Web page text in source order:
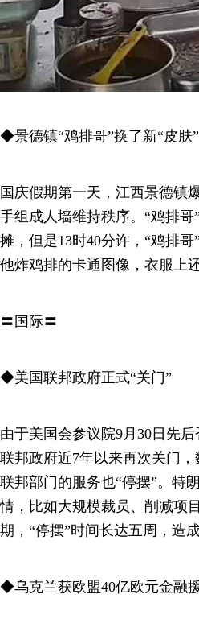
◆景德镇“鸡排哥”换了新“皮肤”
国庆假期第一天，江西景德镇
手组成人墙维持秩序。“鸡排
摊，但是13时40分许，“鸡排
他炸鸡排的卡通图像，衣服上
〓国际〓
◆美国联邦政府正式“关门”
由于美国会参议院9月30日先
联邦政府近7年以来再次关门
联邦部门的服务也“停摆”。特
情，比如大规模裁员、削减项
期，“停摆”时间长达五周，造
◆乌克兰获欧盟40亿欧元金融